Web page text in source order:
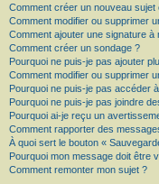
Comment créer un nouveau
Comment modifier ou supprimer
Comment ajouter une signature à
Comment créer un sondage ?
Pourquoi ne puis-je pas ajouter
Comment modifier ou supprimer
Pourquoi ne puis-je pas accéder
Pourquoi ne puis-je pas joindre
Pourquoi ai-je reçu un
Comment rapporter des
À quoi sert le bouton «
Pourquoi mon message doit être
Comment remonter mon sujet ?